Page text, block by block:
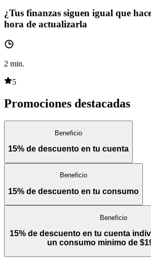
¿Tus finanzas siguen igual que
hora de actualizarla
2 min.
5
Promociones destacadas
Beneficio
15% de descuento en tu cuenta
Beneficio
15% de descuento en tu consumo
Beneficio
15% de descuento en tu cuenta
un consumo minimo de